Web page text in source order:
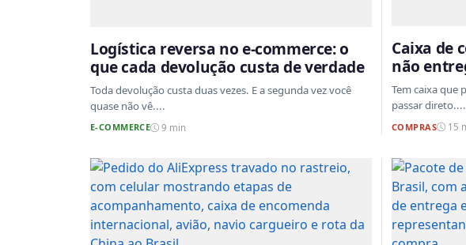
Logística reversa no e-commerce: o
que cada devolução custa de verdade
Toda devolução custa duas vezes. E a segunda vez você
quase não vê....
E-COMMERCE 9 min
Caixa de
não
Tem caixa que
passar direto....
COMPRAS 15